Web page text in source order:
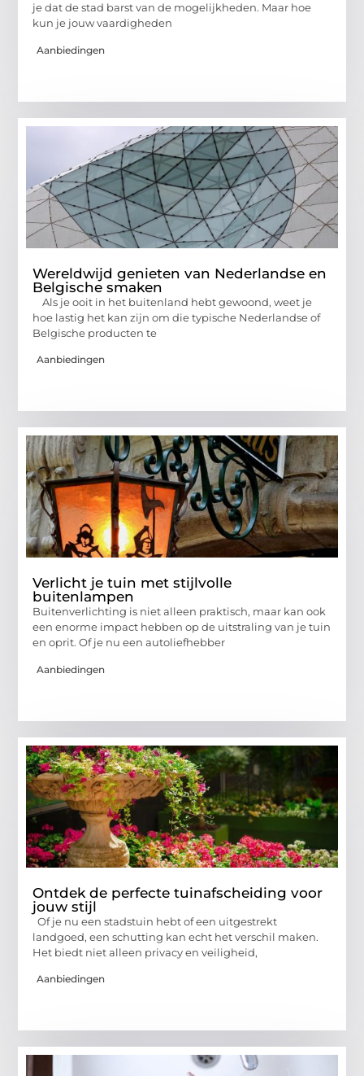
je dat de stad barst van de mogelijkheden. Maar hoe
kun je jouw vaardigheden
Aanbiedingen
Wereldwijd genieten van Nederlandse en
Belgische smaken
Als je ooit in het buitenland hebt gewoond, weet je
hoe lastig het kan zijn om die typische Nederlandse of
Belgische producten te
Aanbiedingen
Verlicht je tuin met stijlvolle
buitenlampen
Buitenverlichting is niet alleen praktisch, maar kan ook
een enorme impact hebben op de uitstraling van je tuin
en oprit. Of je nu een autoliefhebber
Aanbiedingen
Ontdek de perfecte tuinafscheiding voor
jouw stijl
Of je nu een stadstuin hebt of een uitgestrekt
landgoed, een schutting kan echt het verschil maken.
Het biedt niet alleen privacy en veiligheid,
Aanbiedingen